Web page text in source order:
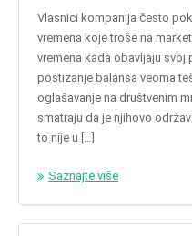
Vlasnici kompanija često
vremena koje troše na
vremena kada obavljaju svoj
postizanje balansa veoma
oglašavanje na društvenim
smatraju da je njihovo
to nije u […]
Saznajte više